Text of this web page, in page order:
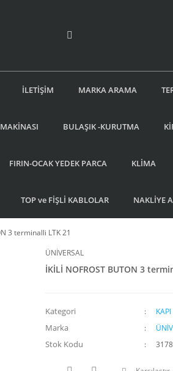
İLETİŞİM MARKA ARAMA
BULAŞIK -KURUTMA
FIRIN-OCAK YEDEK PARCA KLİMA
TOP ve FİŞLİ KABLOLAR NAKLİYE
3 terminalli LTK 21
ÜNİVERSAL
İKİLİ NOFROST BUTON 3
Kategori
Marka
Stok Kodu